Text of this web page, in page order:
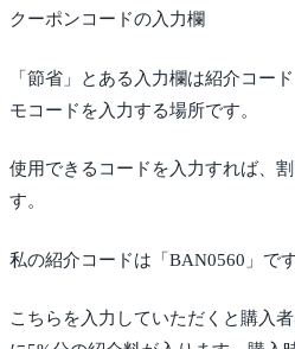
クーポンコードの入力欄
「節省」とある入力欄は紹介コー
モコードを入力する場所です。
使用できるコードを入力すれば、
す。
私の紹介コードは「BAN0560」です
こちらを入力していただくと購入